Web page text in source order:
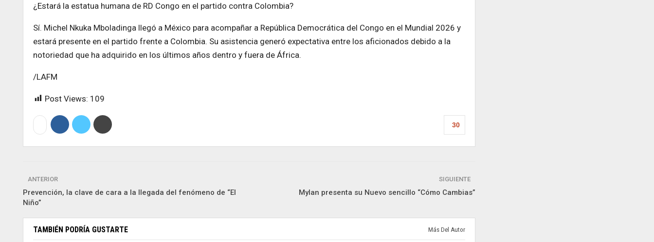
¿Estará la estatua humana de RD Congo en el partido contra Colombia?
Sí. Michel Nkuka Mboladinga llegó a México para acompañar a República Democrática del Congo en el Mundial 2026 y
estará presente en el partido frente a Colombia. Su asistencia generó expectativa entre los aficionados debido a la
notoriedad que ha adquirido en los últimos años dentro y fuera de África.
/LAFM
Post Views: 109
30
ANTERIOR
Prevención, la clave de cara a la llegada del fenómeno de “El
Niño”
SIGUIENTE
Mylan presenta su Nuevo sencillo “Cómo Cambias”
TAMBIÉN PODRÍA GUSTARTE Más Del Autor